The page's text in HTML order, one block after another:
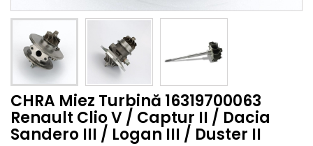
CHRA Miez Turbină 16319700063
Renault Clio V / Captur II / Dacia
Sandero III / Logan III / Duster II